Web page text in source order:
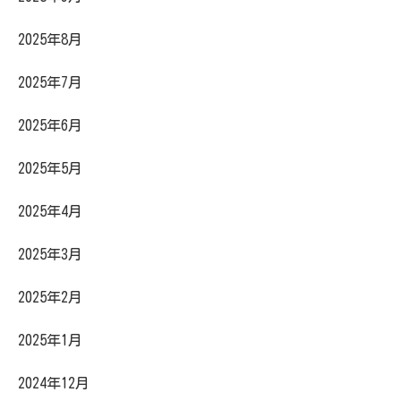
2025年8月
2025年7月
2025年6月
2025年5月
2025年4月
2025年3月
2025年2月
2025年1月
2024年12月